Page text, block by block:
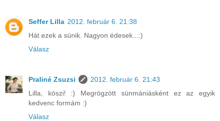
Seffer Lilla 2012. február 6. 21:38
Hát ezek a sünik. Nagyon édesek...:)
Válasz
Praliné Zsuzsi
2012. február 6. 21:43
Lilla, köszi! :) Megrögzött sünmániásként ez az egyik
kedvenc formám :)
Válasz